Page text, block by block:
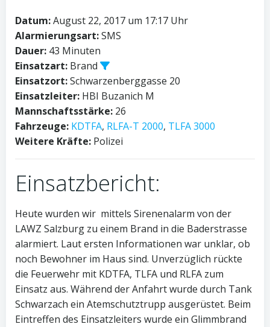
Datum:August 22, 2017 um 17:17 Uhr
Alarmierungsart:SMS
Dauer: 43 Minuten
Einsatzart: Brand
Einsatzort:Schwarzenberggasse 20
Einsatzleiter: HBI Buzanich M
Mannschaftsstärke: 26
Fahrzeuge: KDTFA, RLFA-T 2000, TLFA 3000
Weitere Kräfte: Polizei
Einsatzbericht:
Heute wurden wir mittels Sirenenalarm von der
LAWZ Salzburg zu einem Brand in die Baderstrasse
alarmiert. Laut ersten Informationen war unklar, ob
noch Bewohner im Haus sind. Unverzüglich rückte
die Feuerwehr mit KDTFA, TLFA und RLFA zum
Einsatz aus. Während der Anfahrt wurde durch Tank
Schwarzach ein Atemschutztrupp ausgerüstet. Beim
Eintreffen des Einsatzleiters wurde ein Glimmbrand